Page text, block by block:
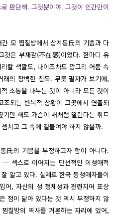
판단해. 그것뿐이야. 그것이 인간만이
모 찜질방에서 상계동氏의 기쁨과 다
것은 부재감(不在感)이었다. 한마디 유
칼 색깔도, 나이조차도 깡그리 어둠 속
의 창백한 침묵. 무릇 필자가 보기에,
소통을 나누는 것이 아니라 모든 것이
되는 반복적 상황이 그곳에서 연출되
만 해도 가슴이 새처럼 떨린다는 휘트
치고 그 속에 곁들여야 하지 않을까.
氏의 기쁨을 부정하고자 함이 아니다.
섹스로 이어지는 단선적인 이성애적
알고 있다. 실제로 한국 동성애자들이
어, 자신의 성 정체성과 관련지어 표상
점이 닮아 있다는 것 역시 부정하지 않
질방의 역사를 거론하는 자리에 있어,